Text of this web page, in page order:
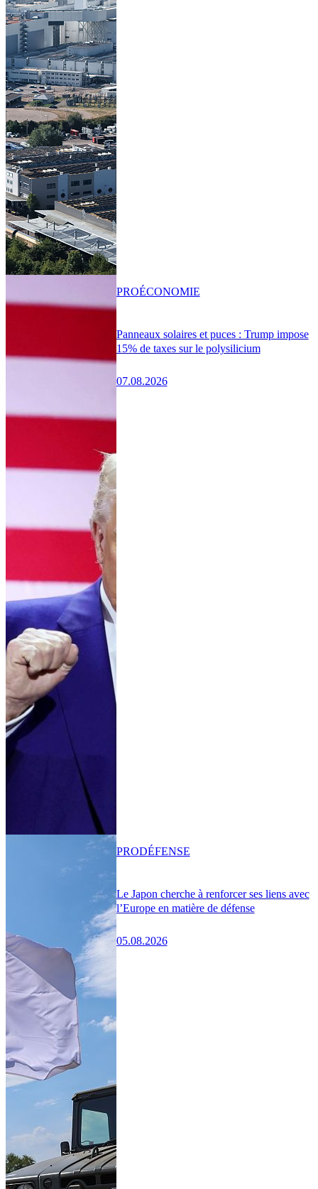
Panneaux solaires et puces : Trump impose
15% de taxes sur le polysilicium
07.08.2026
PROÉCONOMIE
Le Japon cherche à renforcer ses liens avec
l’Europe en matière de défense
05.08.2026
PRODÉFENSE